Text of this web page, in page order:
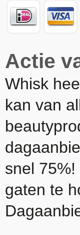
Actie
Whisk
kan van
snel
gaten te